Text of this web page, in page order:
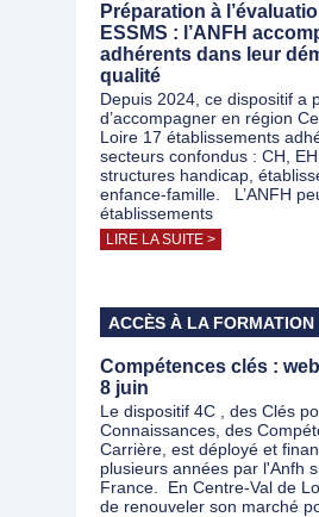
Préparation à
ESSMS : l’ANFH
adhérents dans leur
qualité
Depuis 2024, ce dispositif a
d’accompagner en région
Loire 17 établissements
secteurs confondus : CH,
structures handicap,
enfance-famille. L’ANFH
établissements
LIRE LA SUITE >
ACCÈS À LA FORMATION
Compétences clés :
8 juin
Le dispositif 4C , des Clés
Connaissances, des
Carrière, est déployé et
plusieurs années par l'Anfh
France. En Centre-Val de
de renouveler son marché